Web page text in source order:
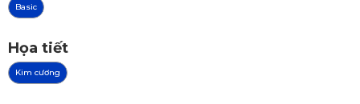
Basic
Họa tiết
Kim cương